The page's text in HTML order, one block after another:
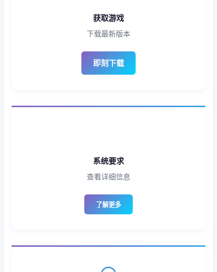
获取游戏
下载最新版本
即刻下载
系统要求
查看详细信息
了解更多